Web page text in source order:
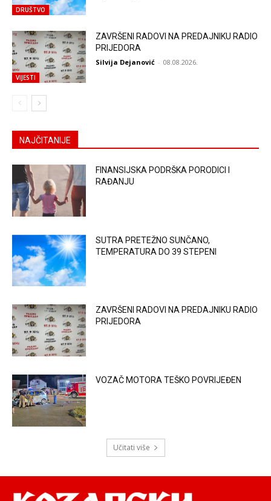
DRUŠTVO
VIJESTI
ZAVRŠENI RADOVI NA PREDAJNIKU RADIO
PRIJEDORA
Silvija Dejanović - 08.08.2026.
NAJČITANIJE
FINANSIJSKA PODRŠKA PORODICI I
RAĐANJU
SUTRA PRETEŽNO SUNČANO,
TEMPERATURA DO 39 STEPENI
ZAVRŠENI RADOVI NA PREDAJNIKU RADIO
PRIJEDORA
VOZAČ MOTORA TEŠKO POVRIJEĐEN
Učitati više